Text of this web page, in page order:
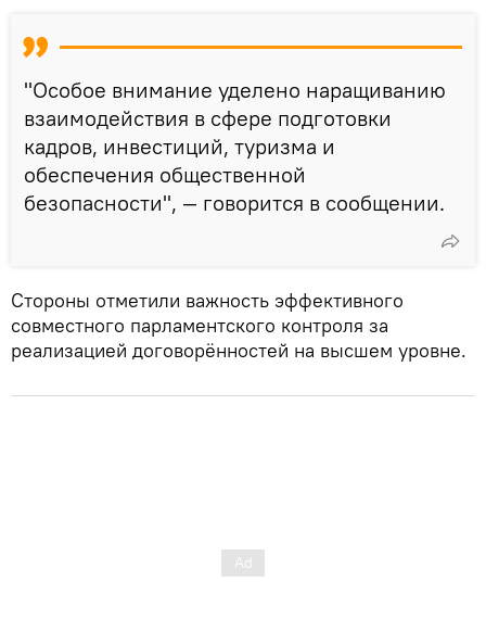
"Особое внимание уделено наращиванию
взаимодействия в сфере подготовки
кадров, инвестиций, туризма и
обеспечения общественной
безопасности", — говорится в сообщении.
Стороны отметили важность эффективного
совместного парламентского контроля за
реализацией договорённостей на высшем уровне.